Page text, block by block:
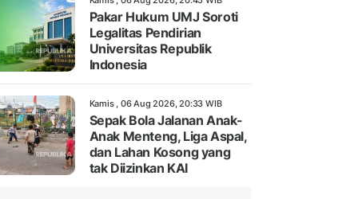
Pakar Hukum UMJ Soroti
Legalitas Pendirian
Universitas Republik
Indonesia
Kamis , 06 Aug 2026, 20:33 WIB
Sepak Bola Jalanan Anak-
Anak Menteng, Liga Aspal,
dan Lahan Kosong yang
tak Diizinkan KAI